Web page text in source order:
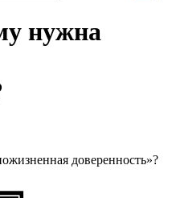
нужна
доверенность»?